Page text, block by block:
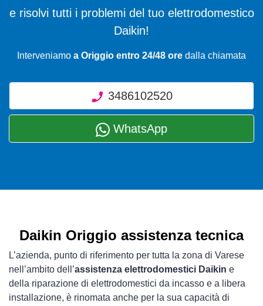
e risolvi tutti i problemi del tuo elettrodomestico
Daikin!
Interveniamo a Origgio entro 24/48 ore dalla chiamata
3486102520
WhatsApp
Daikin Origgio assistenza tecnica
L’azienda, punto di riferimento per tutta la zona di Varese
nell’ambito dell’assistenza elettrodomestici Daikin e
della riparazione di elettrodomestici da incasso e a libera
installazione, è rinomata anche per la sua capacità di